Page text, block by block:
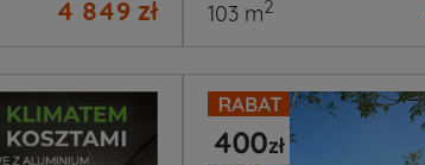
4 849 zł 103 m2